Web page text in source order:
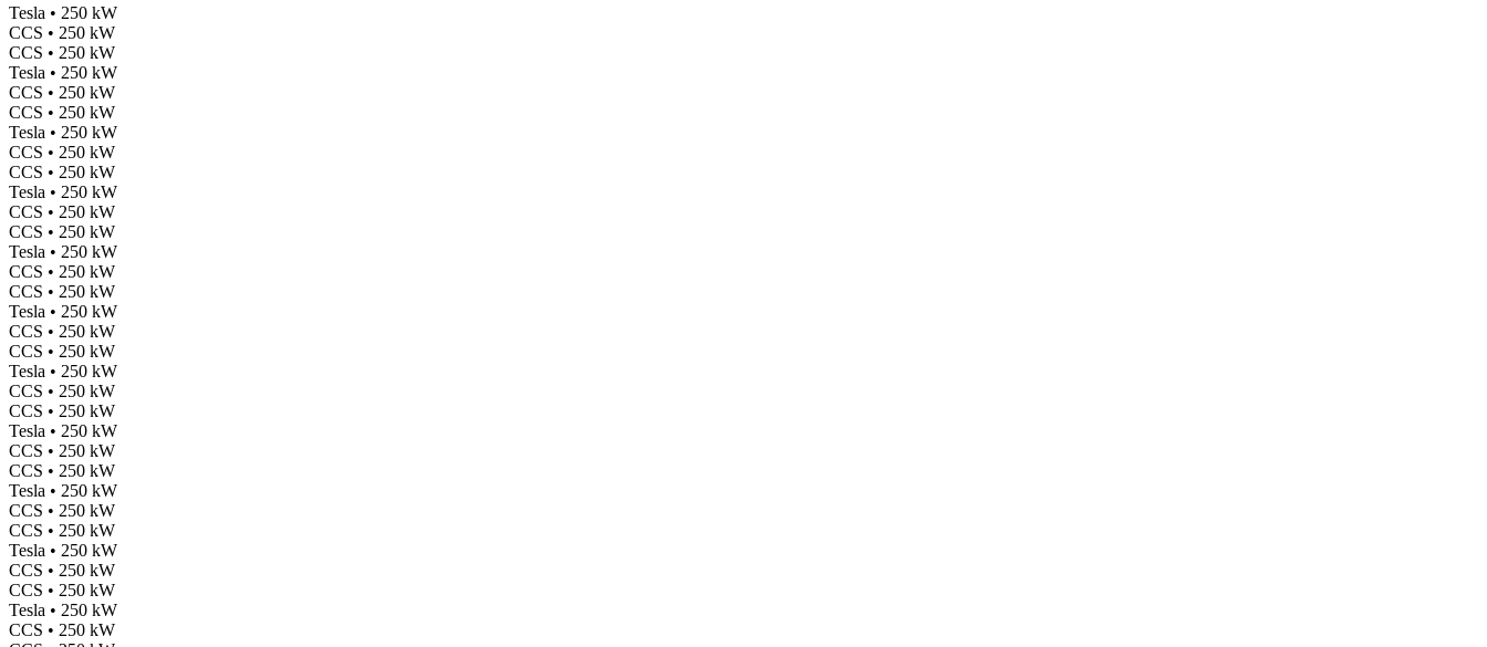
Tesla • 250 kW
CCS • 250 kW
CCS • 250 kW
Tesla • 250 kW
CCS • 250 kW
CCS • 250 kW
Tesla • 250 kW
CCS • 250 kW
CCS • 250 kW
Tesla • 250 kW
CCS • 250 kW
CCS • 250 kW
Tesla • 250 kW
CCS • 250 kW
CCS • 250 kW
Tesla • 250 kW
CCS • 250 kW
CCS • 250 kW
Tesla • 250 kW
CCS • 250 kW
CCS • 250 kW
Tesla • 250 kW
CCS • 250 kW
CCS • 250 kW
Tesla • 250 kW
CCS • 250 kW
CCS • 250 kW
Tesla • 250 kW
CCS • 250 kW
CCS • 250 kW
Tesla • 250 kW
CCS • 250 kW